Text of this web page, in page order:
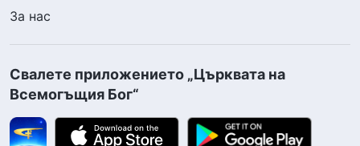
За нас
Свалете приложението „Църквата на
Всемогъщия Бог“